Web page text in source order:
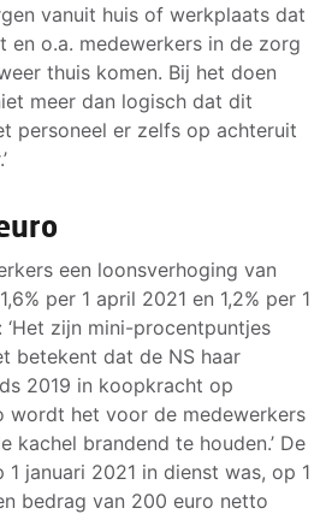
vanuit huis of werkplaats dat
en o.a. medewerkers in de zorg
thuis komen. Bij het doen
meer dan logisch dat dit
personeel er zelfs op achteruit
een loonsverhoging van
per 1 april 2021 en 1,2% per 1
‘Het zijn mini-procentpuntjes
betekent dat de NS haar
2019 in koopkracht op
wordt het voor de medewerkers
kachel brandend te houden.’ De
januari 2021 in dienst was, op 1
bedrag van 200 euro netto